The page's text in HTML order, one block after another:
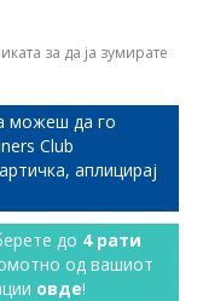
за да ја зумирате
можеш да го
Club
аплицирај
до 4 рати
од вашиот
овде!